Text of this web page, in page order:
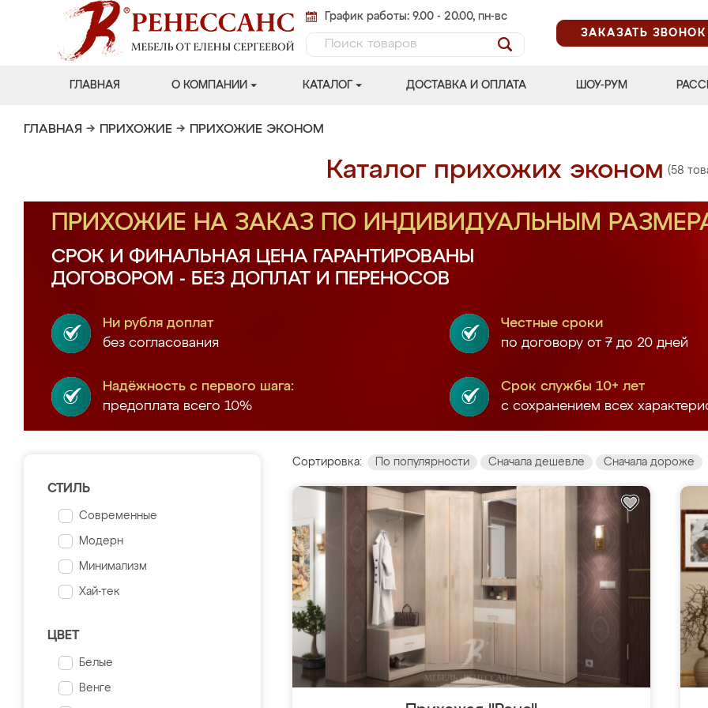
График работы: 9.00 - 20.00, пн-вс
ЗАКАЗАТЬ ЗВОНОК
ГЛАВНАЯ О КОМПАНИИ КАТАЛОГ ДОСТАВКА И ОПЛАТА ШОУ-РУМ
ГЛАВНАЯ → ПРИХОЖИЕ → ПРИХОЖИЕ ЭКОНОМ
Каталог прихожих эконом (58
ПРИХОЖИЕ НА ЗАКАЗ ПО ИНДИВИДУАЛЬНЫМ
СРОК И ФИНАЛЬНАЯ ЦЕНА ГАРАНТИРОВАНЫ
ДОГОВОРОМ - БЕЗ ДОПЛАТ И ПЕРЕНОСОВ
Ни рубля доплат
без согласования
Честные сроки
по договору от 7 до 20 дней
Надёжность с первого шага:
предоплата всего 10%
Срок службы 10+ лет
с сохранением всех
СТИЛЬ
Современные
Модерн
Минимализм
Хай-тек
ЦВЕТ
Белые
Венге
Сортировка: По популярности Сначала дешевле Сначала дороже